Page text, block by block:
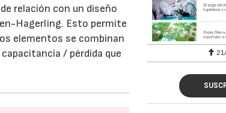
relación con un diseño
Hagerling. Esto permite
elementos se combinan
/ pérdida que
28/07/2026